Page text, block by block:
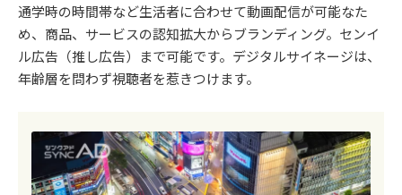
通学時の時間帯など生活者に合わせて動画配信が可能なた
め、商品、サービスの認知拡大からブランディング。センイ
ル広告（推し広告）まで可能です。デジタルサイネージは、
年齢層を問わず視聴者を惹きつけます。